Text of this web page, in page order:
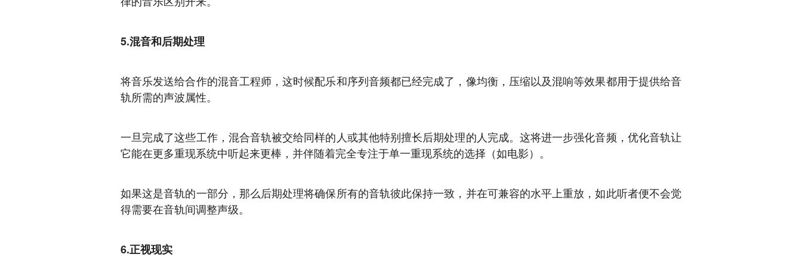
5.混音和后期处理
将音乐发送给合作的混音工程师，这时候配乐和序列音频都已经完成了，像均衡，压缩以及混响等效果都用于提供给音
轨所需的声波属性。
一旦完成了这些工作，混合音轨被交给同样的人或其他特别擅长后期处理的人完成。这将进一步强化音频，优化音轨让
它能在更多重现系统中听起来更棒，并伴随着完全专注于单一重现系统的选择（如电影）。
如果这是音轨的一部分，那么后期处理将确保所有的音轨彼此保持一致，并在可兼容的水平上重放，如此听者便不会觉
得需要在音轨间调整声级。
6.正视现实